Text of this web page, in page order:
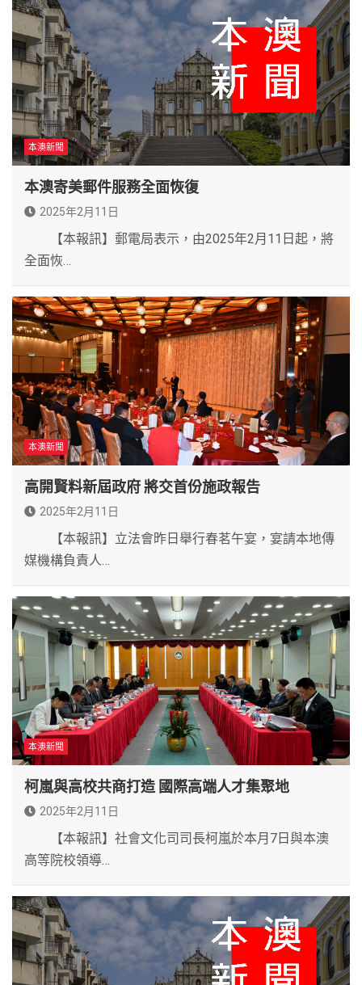
本澳新聞
本澳寄美郵件服務全面恢復
2025年2月11日
【本報訊】郵電局表示，由2025年2月11日起，將
全面恢…
本澳新聞
高開賢料新屆政府 將交首份施政報告
2025年2月11日
【本報訊】立法會昨日舉行春茗午宴，宴請本地傳
媒機構負責人…
本澳新聞
柯嵐與高校共商打造 國際高端人才集聚地
2025年2月11日
【本報訊】社會文化司司長柯嵐於本月7日與本澳
高等院校領導…